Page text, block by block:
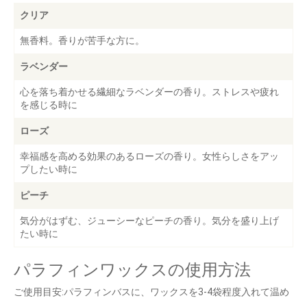
クリア
無香料。香りが苦手な方に。
ラベンダー
心を落ち着かせる繊細なラベンダーの香り。ストレスや疲れ
を感じる時に
ローズ
幸福感を高める効果のあるローズの香り。女性らしさをアッ
プしたい時に
ピーチ
気分がはずむ、ジューシーなピーチの香り。気分を盛り上げ
たい時に
パラフィンワックスの使用方法
ご使用目安:パラフィンバスに、ワックスを3-4袋程度入れて温め